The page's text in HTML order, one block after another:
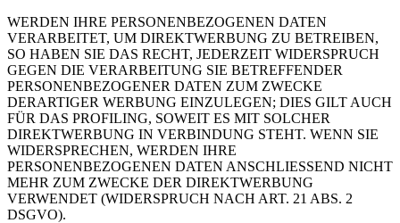
WERDEN IHRE PERSONENBEZOGENEN DATEN
VERARBEITET, UM DIREKTWERBUNG ZU BETREIBEN,
SO HABEN SIE DAS RECHT, JEDERZEIT WIDERSPRUCH
GEGEN DIE VERARBEITUNG SIE BETREFFENDER
PERSONENBEZOGENER DATEN ZUM ZWECKE
DERARTIGER WERBUNG EINZULEGEN; DIES GILT AUCH
FÜR DAS PROFILING, SOWEIT ES MIT SOLCHER
DIREKTWERBUNG IN VERBINDUNG STEHT. WENN SIE
WIDERSPRECHEN, WERDEN IHRE
PERSONENBEZOGENEN DATEN ANSCHLIESSEND NICHT
MEHR ZUM ZWECKE DER DIREKTWERBUNG
VERWENDET (WIDERSPRUCH NACH ART. 21 ABS. 2
DSGVO).